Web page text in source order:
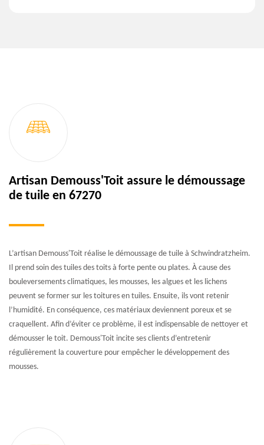
Artisan Demouss'Toit assure le démoussage
de tuile en 67270
L’artisan Demouss'Toit réalise le démoussage de tuile à Schwindratzheim.
Il prend soin des tuiles des toits à forte pente ou plates. À cause des
bouleversements climatiques, les mousses, les algues et les lichens
peuvent se former sur les toitures en tuiles. Ensuite, ils vont retenir
l’humidité. En conséquence, ces matériaux deviennent poreux et se
craquellent. Afin d’éviter ce problème, il est indispensable de nettoyer et
démousser le toit. Demouss'Toit incite ses clients d’entretenir
régulièrement la couverture pour empêcher le développement des
mousses.